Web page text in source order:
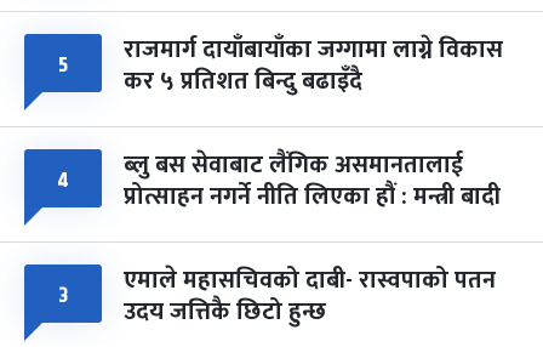
५ राजमार्ग दायाँबायाँका जग्गामा लाग्ने विकास
कर ५ प्रतिशत बिन्दु बढाइँदै
४ ब्लु बस सेवाबाट लैंगिक असमानतालाई
प्रोत्साहन नगर्ने नीति लिएका हौं : मन्त्री बादी
३ एमाले महासचिवको दाबी- रास्वपाको पतन
उदय जत्तिकै छिटो हुन्छ